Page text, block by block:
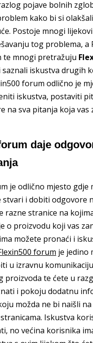
pojave bolnih
kako bi si
Postoje mnogi lijekovi
tog problema, a
te mnogi pretražuju
saznali iskustva drugih
forum odlično je
iskustva, postaviti
na sva pitanja koja vas
daje
je odlično mjesto gdje
i dobiti odgovore
razne stranice na
o proizvodu koji vas
možete pronaći i
forum je jedino
u izravnu
proizvoda te ćete u
i pokoju dodatnu
možda ne bi naišli na
Iskustva
no većina korisnika